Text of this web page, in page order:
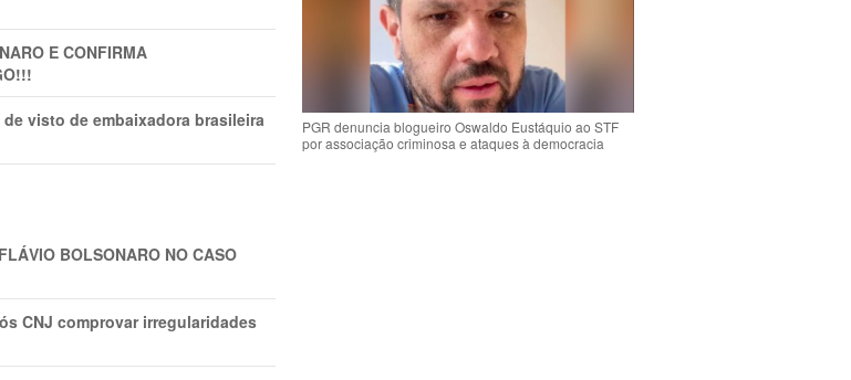
E CONFIRMA
visto de embaixadora brasileira
BOLSONARO NO CASO
CNJ comprovar irregularidades
PGR denuncia blogueiro Oswaldo Eustáquio ao STF
por associação criminosa e ataques à democracia